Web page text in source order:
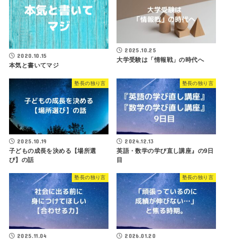
2020.10.15
本気と書いてマジ
2025.10.25
大学受験は「情報戦」の時代へ
塾長の独り言
2025.10.19
子どもの成長を決める【場所選
び】の話
塾長の独り言
2024.12.13
英語・数学の学び直し講座』の9日
目
塾長の独り言
2025.11.04
塾長の独り言
2026.01.20